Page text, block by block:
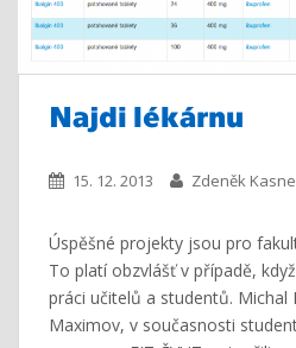
Najdi lékárnu
15. 12. 2013 Zdeněk
Úspěšné projekty jsou pro
To platí obzvlášť v případě,
práci učitelů a studentů. Michal
Maximov, v současnosti